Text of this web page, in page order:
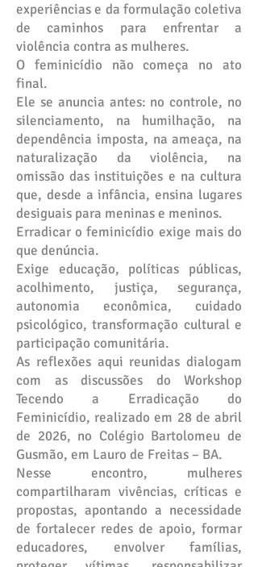
experiências e da formulação coletiva
de caminhos para enfrentar a
violência contra as mulheres.
O feminicídio não começa no ato
final.
Ele se anuncia antes: no controle, no
silenciamento, na humilhação, na
dependência imposta, na ameaça, na
naturalização da violência, na
omissão das instituições e na cultura
que, desde a infância, ensina lugares
desiguais para meninas e meninos.
Erradicar o feminicídio exige mais do
que denúncia.
Exige educação, políticas públicas,
acolhimento, justiça, segurança,
autonomia econômica, cuidado
psicológico, transformação cultural e
participação comunitária.
As reflexões aqui reunidas dialogam
com as discussões do Workshop
Tecendo a Erradicação do
Feminicídio, realizado em 28 de abril
de 2026, no Colégio Bartolomeu de
Gusmão, em Lauro de Freitas – BA.
Nesse encontro, mulheres
compartilharam vivências, críticas e
propostas, apontando a necessidade
de fortalecer redes de apoio, formar
educadores, envolver famílias,